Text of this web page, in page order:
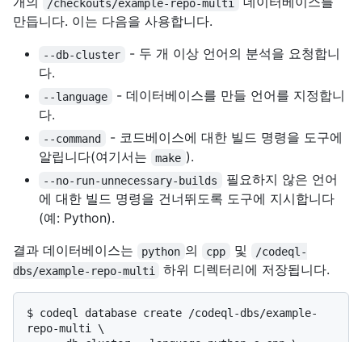
/checkouts/example-repo-multi
만듭니다. 이는 다음을 사용합니다.
--db-cluster
- 두 개 이상 언어의 분석을 요청합니
다.
--language
- 데이터베이스를 만들 언어를 지정합니
다.
--command
- 코드베이스에 대한 빌드 명령을 도구에
알립니다(여기서는
make ).
--no-run-unnecessary-builds
필요하지 않은 언어
에 대한 빌드 명령을 건너뛰도록 도구에 지시합니다
(예: Python).
결과 데이터베이스는
python 의 cpp 및
/codeql-
dbs/example-repo-multi
하위 디렉터리에 저장됩니다.
$ codeql database create /codeql-dbs/example-
repo-multi \